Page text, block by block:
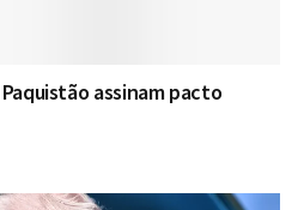
assinam pacto